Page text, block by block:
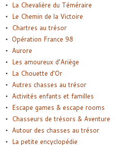
La Chevalière du Téméraire
Le Chemin de la Victoire
Chartres au trésor
Opération France 98
Aurore
Les amoureux d’Ariège
La Chouette d’Or
Autres chasses au trésor
Activités enfants et familles
Escape games & escape rooms
Chasseurs de trésors & Aventure
Autour des chasses au trésor
La petite encyclopédie